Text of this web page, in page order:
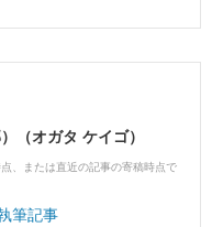
（オガタ ケイゴ）
、または直近の記事の寄稿時点で
筆記事